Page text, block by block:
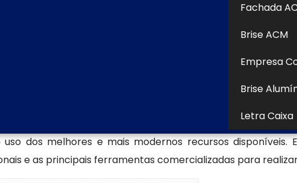
Fachada
Brise ACM
Empresa
Brise
Letra Caixa
Continue navegando em nosso site para conferir o
canais de comunicação disponíveis e fale diretamente
Em Alumínio, Painel Luminoso Acm, Fachada Comercial e
dos melhores e mais modernos recursos
e as principais ferramentas comercializadas para